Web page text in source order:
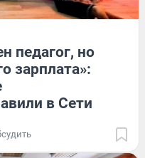
педагог, но
зарплата»:
в Сети